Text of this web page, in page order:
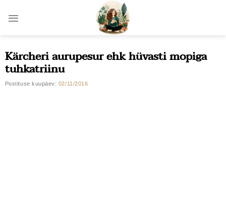
Kärcheri aurupesur ehk hüvasti mopiga
tuhkatriinu
Postituse kuupäev: 02/11/2016